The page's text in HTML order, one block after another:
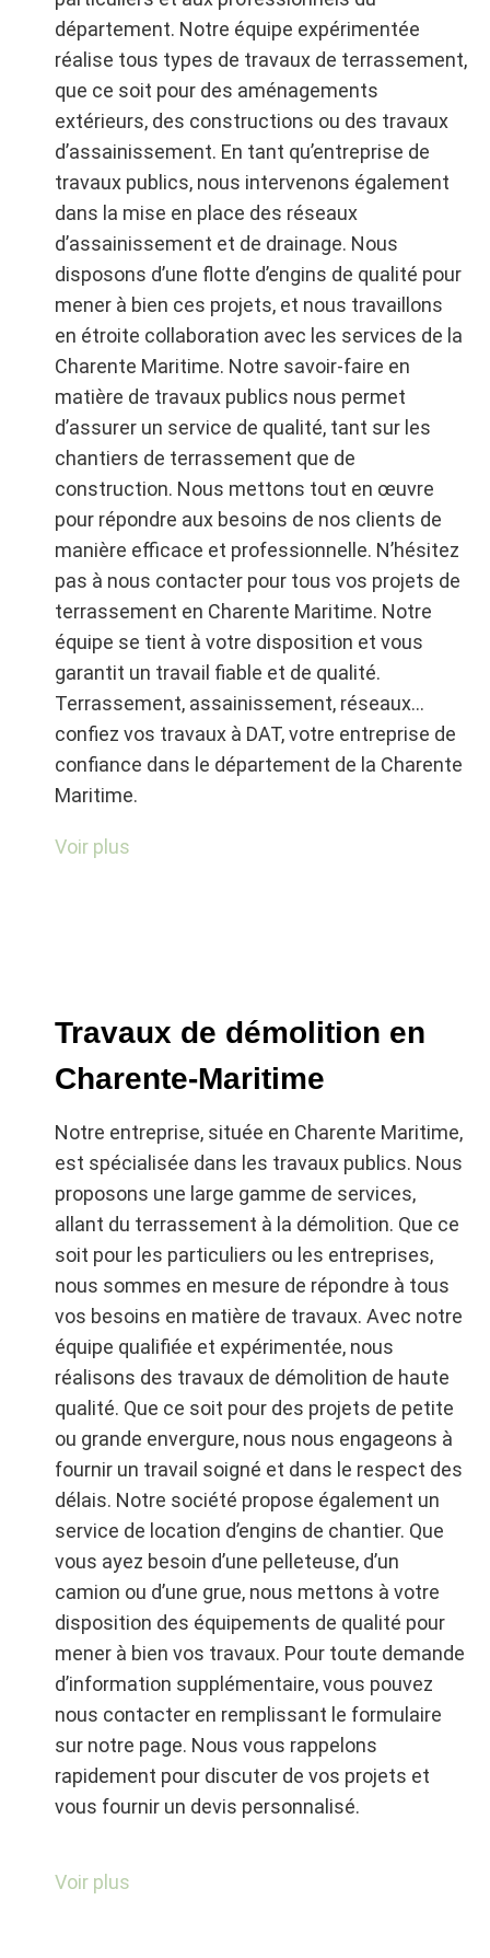
département. Notre équipe expérimentée
réalise tous types de travaux de terrassement,
que ce soit pour des aménagements
extérieurs, des constructions ou des travaux
d’assainissement. En tant qu’entreprise de
travaux publics, nous intervenons également
dans la mise en place des réseaux
d’assainissement et de drainage. Nous
disposons d’une flotte d’engins de qualité pour
mener à bien ces projets, et nous travaillons
en étroite collaboration avec les services de la
Charente Maritime. Notre savoir-faire en
matière de travaux publics nous permet
d’assurer un service de qualité, tant sur les
chantiers de terrassement que de
construction. Nous mettons tout en œuvre
pour répondre aux besoins de nos clients de
manière efficace et professionnelle. N’hésitez
pas à nous contacter pour tous vos projets de
terrassement en Charente Maritime. Notre
équipe se tient à votre disposition et vous
garantit un travail fiable et de qualité.
Terrassement, assainissement, réseaux…
confiez vos travaux à DAT, votre entreprise de
confiance dans le département de la Charente
Maritime.
Assainissement individuel
plus, vous êtes au bon endroit ! Notre société,
DAT, est votre partenaire de confiance pour la
d’assainissement. Avec une expertise
reconnue et une expérience solide dans le
domaine, nous sommes en mesure de vous
proposer des solutions sur mesure, adaptées
à vos besoins et à votre budget. Que ce soit
pour la construction d’un assainissement
individuel, la mise en place de réseaux
d’assainissement, l’aménagement de voiries
ou encore des travaux de terrassement, notre
équipe de professionnels qualifiés met tout en
œuvre pour vous garantir un service de qualité.
Nous intervenons aussi bien auprès des
particuliers que des professionnels, et
sommes en mesure de répondre à tous types
de projets. Le département de Charente
Maritime est notre terrain de jeu, et nous
mettons tout en œuvre pour contribuer à son
développement en réalisant des travaux
d’assainissement de qualité.
N’hésitez pas à nous contacter dès
maintenant via notre page dédiée ou à nous
téléphoner au numéro indiqué sur notre site
réalisation de votre projet. Nous vous invitons
Voir plus
Travaux de démolition en
Charente-Maritime
Notre entreprise, située en Charente Maritime,
est spécialisée dans les travaux publics. Nous
proposons une large gamme de services,
allant du terrassement à la démolition. Que ce
soit pour les particuliers ou les entreprises,
nous sommes en mesure de répondre à tous
vos besoins en matière de travaux. Avec notre
équipe qualifiée et expérimentée, nous
réalisons des travaux de démolition de haute
qualité. Que ce soit pour des projets de petite
ou grande envergure, nous nous engageons à
fournir un travail soigné et dans le respect des
délais. Notre société propose également un
service de location d’engins de chantier. Que
vous ayez besoin d’une pelleteuse, d’un
camion ou d’une grue, nous mettons à votre
disposition des équipements de qualité pour
mener à bien vos travaux. Pour toute demande
d’information supplémentaire, vous pouvez
nous contacter en remplissant le formulaire
sur notre page. Nous vous rappelons
rapidement pour discuter de vos projets et
vous fournir un devis personnalisé.
Faites confiance à notre entreprise de travaux
Voir plus